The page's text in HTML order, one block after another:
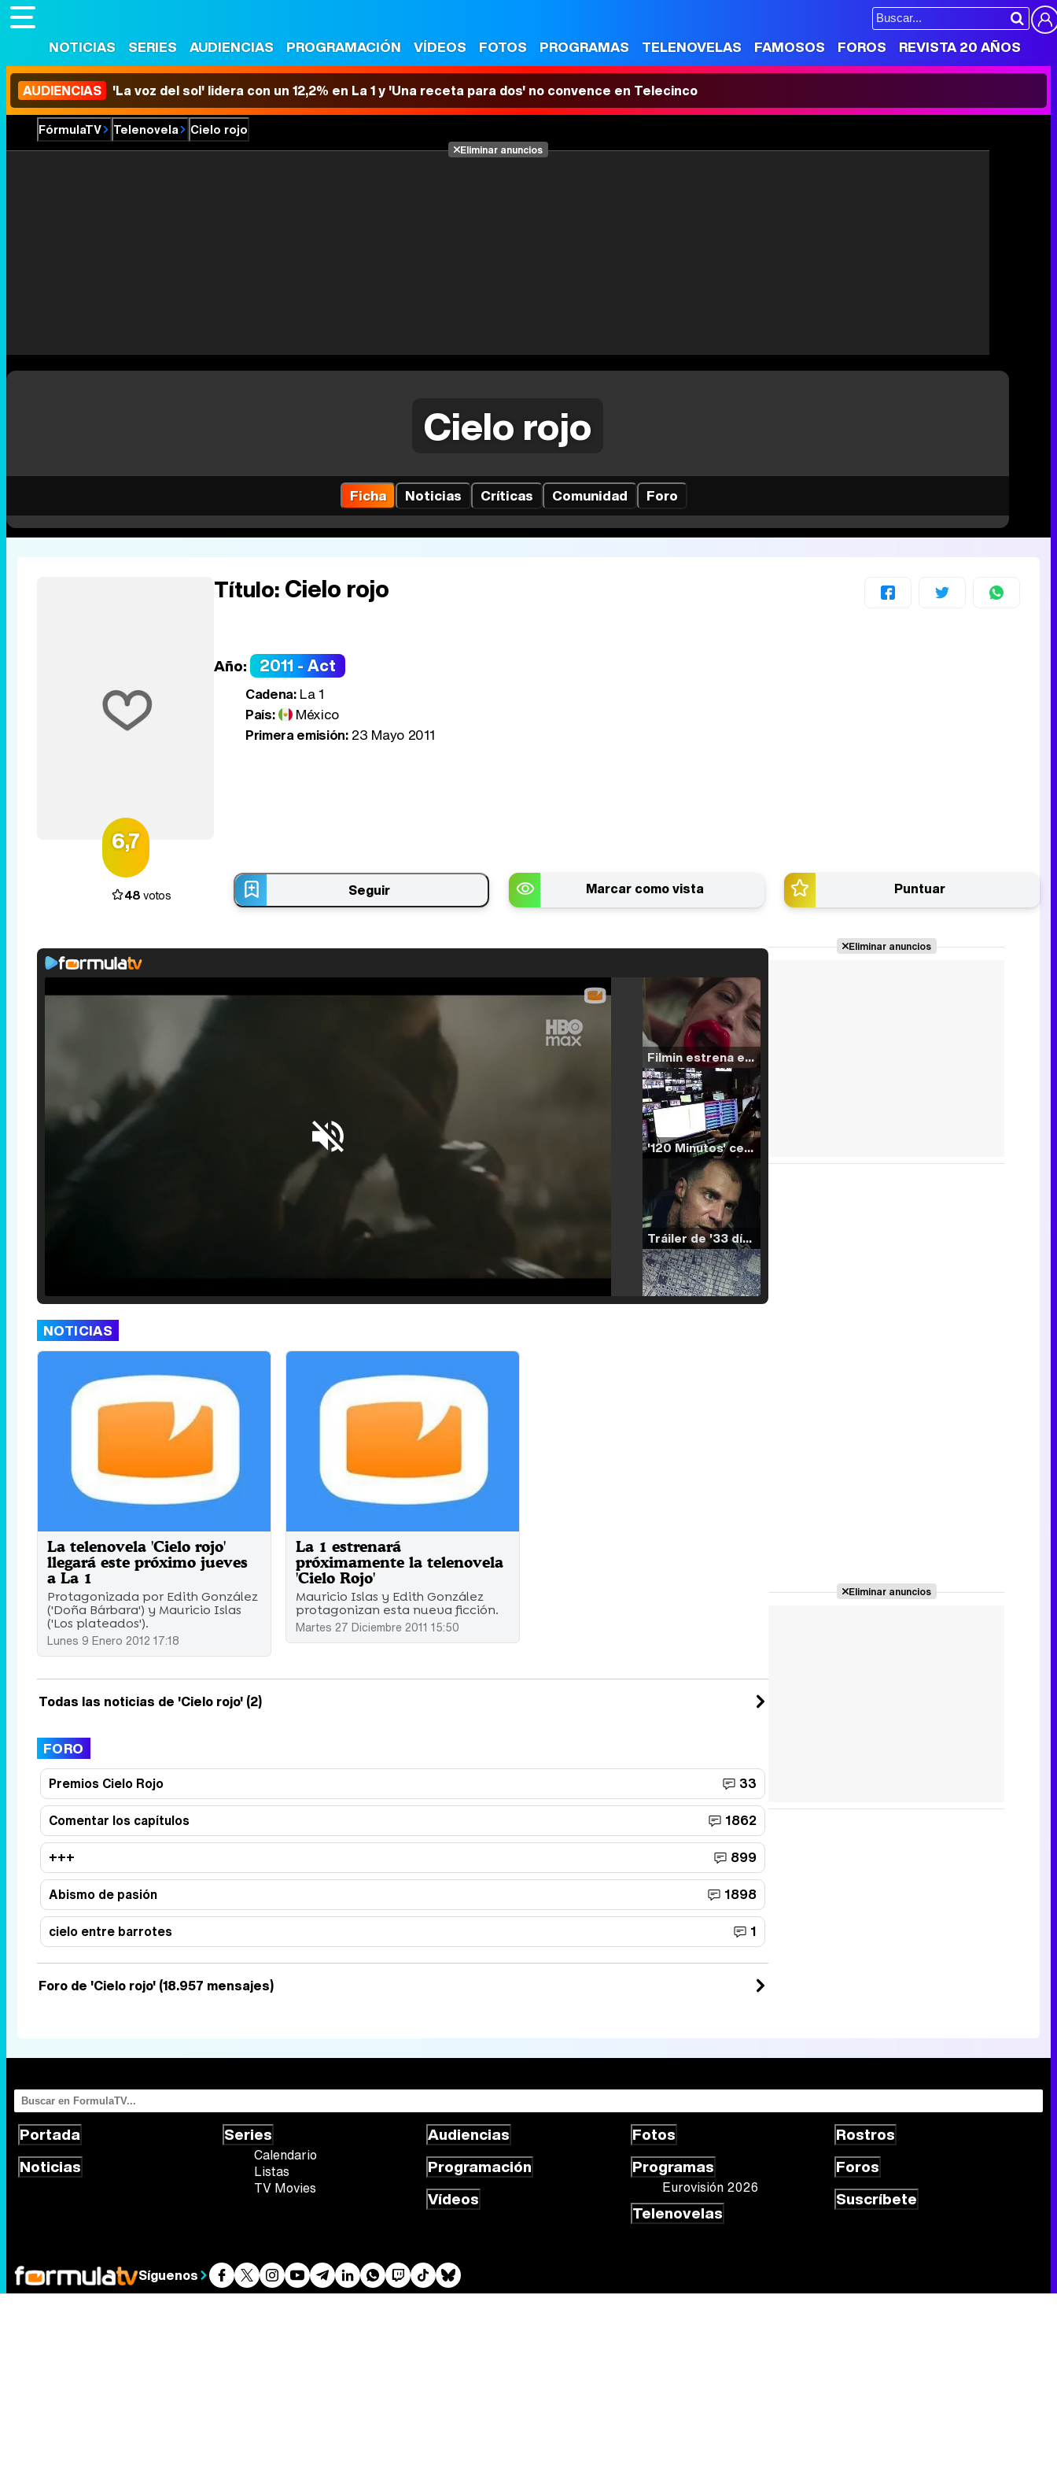
NOTICIAS SERIES AUDIENCIAS PROGRAMACIÓN VÍDEOS FOTOS PROGRAMAS TELENOVELAS FAMOSOS FOROS REVISTA 20 AÑOS
AUDIENCIAS 'La voz del sol' lidera con un 12,2% en La 1 y 'Una receta para dos' no convence en Telecinco
FórmulaTV Telenovela Cielo rojo
Eliminar anuncios
Cielo rojo
Ficha Noticias Críticas Comunidad Foro
6,7
Título:Cielo rojo
Año: 2011 - Act
Cadena:La 1
País:
México
Primera emisión:23 Mayo 2011
48votos Seguir Marcar como vista Puntuar
Filmin estrena el tráiler de 'Millennial Mal', su nueva comedia universitaria de la mano de Lorena Iglesias
'120 Minutos' celebra sus 2.000 programas en Telemadrid con un vídeo del día a día en la redacción
Tráiler de '33 días', la nueva serie de Atresplayer con Julián Villagrán y José Manuel Poga
NOTICIAS
La telenovela 'Cielo rojo'
llegará este próximo jueves
a La 1
Protagonizada por Edith González
('Doña Bárbara') y Mauricio Islas
('Los plateados').
Lunes 9 Enero 2012 17:18
La 1 estrenará
próximamente la telenovela
'Cielo Rojo'
Mauricio Islas y Edith González
protagonizan esta nueva ficción.
Martes 27 Diciembre 2011 15:50
Todas las noticias de 'Cielo rojo' (2)
FORO
Premios Cielo Rojo
33
Comentar los capítulos
1862
+++
899
Abismo de pasión
1898
cielo entre barrotes
1
Foro de 'Cielo rojo' (18.957 mensajes)
Eliminar anuncios
Eliminar anuncios
Portada
Noticias
Series
Calendario
Listas
TV Movies
Audiencias
Programación
Vídeos
Fotos
Programas
Eurovisión 2026
Telenovelas
Rostros
Foros
Suscríbete
Síguenos